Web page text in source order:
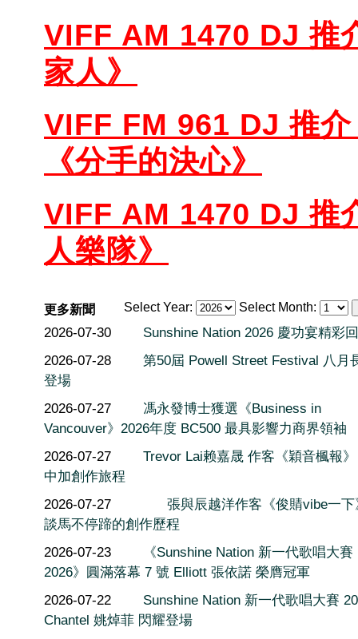
VIFF AM 1470 DJ 推
家人》
VIFF FM 961 DJ 推
《分手的決心》
VIFF AM 1470 DJ 推
人樂隊》
Select Year: Select Month:
更多新聞
2026-07-30
Sunshine Nation 2026 慶功宴精彩
2026-07-28
第50屆 Powell Street Festival 八月
登場
2026-07-27
馮永發博士獲選《Business in
Vancouver》2026年度 BC500 最具影響力商界領袖
2026-07-27
Trevor Lai赖嘉晟 作客《穎音楓報
中加創作旅程
2026-07-27
張與辰越洋作客《俊䝼vibe一下
談馬不停蹄的創作歷程
2026-07-23
《Sunshine Nation 新一代歌唱大賽
2026》圓滿落幕 7 號 Elliott 張依諾 榮膺冠軍
2026-07-22
Sunshine Nation 新一代歌唱大賽
Chantel 姚焯菲 閃耀登場